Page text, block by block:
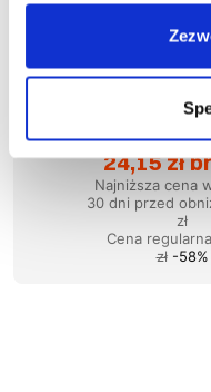
Wyprzedaż 58%
1-04-
Bluza
24,15 zł
Najniższa cena
30 dni przed
zł
Cena regularna
zł -58%